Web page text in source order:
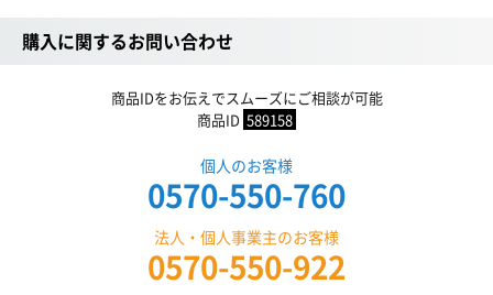
購入に関するお問い合わせ
商品IDをお伝えでスムーズにご相談が可能
商品ID 589158
個人のお客様
0570-550-760
法人・個人事業主のお客様
0570-550-922